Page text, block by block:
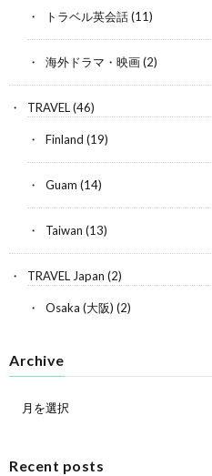
トラベル英会話(11)
海外ドラマ・映画(2)
TRAVEL(46)
Finland (19)
Guam (14)
Taiwan (13)
TRAVEL Japan (2)
Osaka (大阪) (2)
Archive
Recent posts